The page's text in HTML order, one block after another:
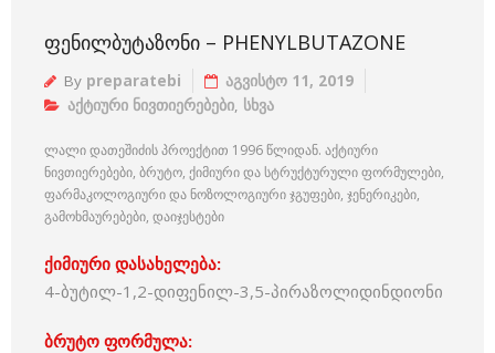
ᲤᲔᲜᲘᲚᲑᲣᲢᲐᲖᲝᲜᲘ – PHENYLBUTAZONE
By preparatebi
აგვისტო 11, 2019
აქტიური ნივთიერებები, სხვა
ლალი დათეშიძის პროექტით 1996 წლიდან. აქტიური
ნივთიერებები, ბრუტო, ქიმიური და სტრუქტურული ფორმულები,
ფარმაკოლოგიური და ნოზოლოგიური ჯგუფები, ჯენერიკები,
გამოხმაურებები, დაიჯესტები
ქიმიური დასახელება:
4-ბუტილ-1,2-დიფენილ-3,5-პირაზოლიდინდიონი
ბრუტო ფორმულა: